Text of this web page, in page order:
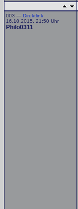
003 — Direktlink
16.10.2015, 21:50 Uhr
Philo0311